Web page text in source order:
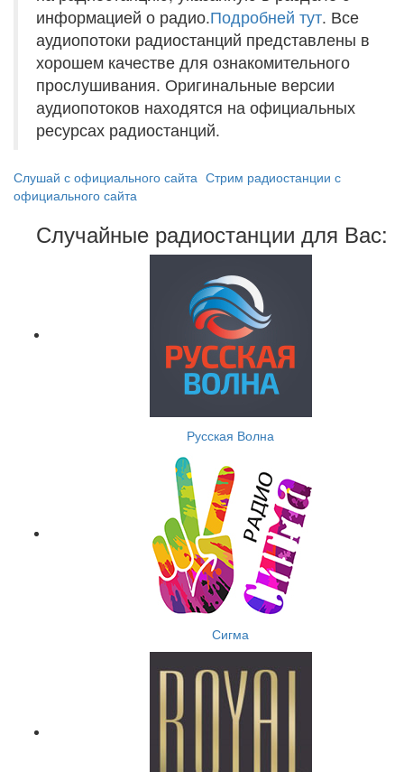
информацией о радио.Подробней тут. Все
аудиопотоки радиостанций представлены в
хорошем качестве для ознакомительного
прослушивания. Оригинальные версии
аудиопотоков находятся на официальных
ресурсах радиостанций.
Слушай с официального сайта Стрим радиостанции с
официального сайта
Случайные радиостанции для Вас:
Русская Волна
Сигма